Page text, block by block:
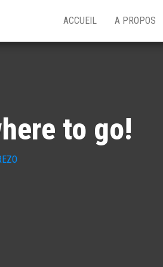
ACCUEIL A PROPOS
to go!